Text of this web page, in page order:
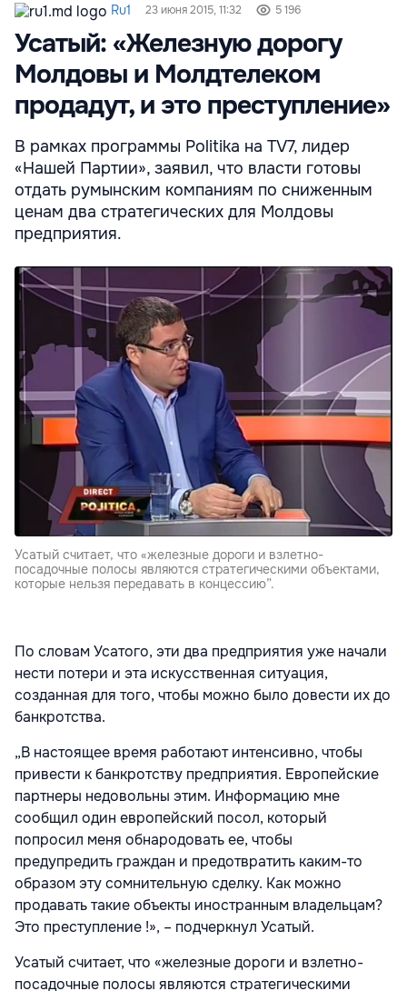
Ru1 23 июня 2015, 11:32 5 196
Усатый: «Железную дорогу
Молдовы и Молдтелеком
продадут, и это преступление»
В рамках программы Politika на TV7, лидер
«Нашей Партии», заявил, что власти готовы
отдать румынским компаниям по сниженным
ценам два стратегических для Молдовы
предприятия.
Усатый считает, что «железные дороги и взлетно-
посадочные полосы являются стратегическими объектами,
которые нельзя передавать в концессию”.
По словам Усатого, эти два предприятия уже начали
нести потери и эта искусственная ситуация,
созданная для того, чтобы можно было довести их до
банкротства.
„В настоящее время работают интенсивно, чтобы
привести к банкротству предприятия. Европейские
партнеры недовольны этим. Информацию мне
сообщил один европейский посол, который
попросил меня обнародовать ее, чтобы
предупредить граждан и предотвратить каким-то
образом эту сомнительную сделку. Как можно
продавать такие объекты иностранным владельцам?
Это преступление !», – подчеркнул Усатый.
Усатый считает, что «железные дороги и взлетно-
посадочные полосы являются стратегическими